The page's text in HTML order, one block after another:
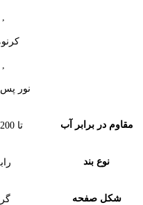
,
نور پس
مقاوم در برابر آب تا 200 متر
نوع بند
شکل صفحه